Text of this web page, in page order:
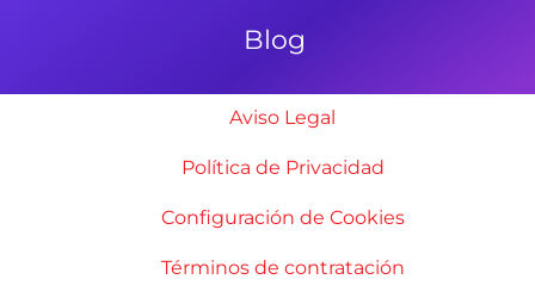
Blog
Aviso Legal
Política de Privacidad
Configuración de Cookies
Términos de contratación